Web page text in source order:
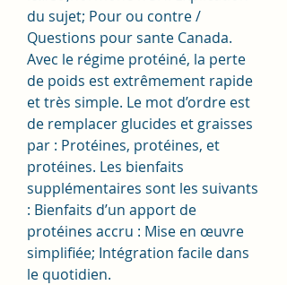
du sujet; Pour ou contre /
Questions pour sante Canada.
Avec le régime protéiné, la perte
de poids est extrêmement rapide
et très simple. Le mot d’ordre est
de remplacer glucides et graisses
par : Protéines, protéines, et
protéines. Les bienfaits
supplémentaires sont les suivants
: Bienfaits d’un apport de
protéines accru : Mise en œuvre
simplifiée; Intégration facile dans
le quotidien.